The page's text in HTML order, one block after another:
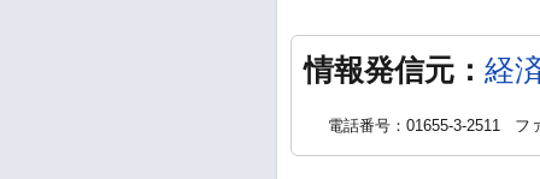
情報発信元： 経
電話番号：01655-3-2511 フ